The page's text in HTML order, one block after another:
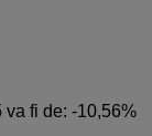
va fi de: -10,56%